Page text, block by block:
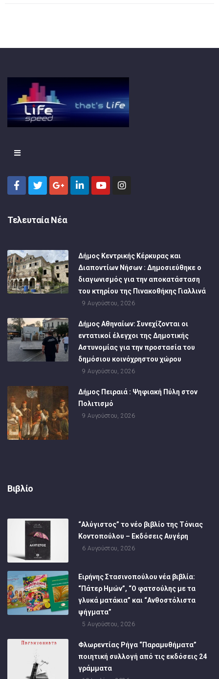
Τελευταία Νέα
Δήμος Κεντρικής Κέρκυρας και
Διαποντίων Νήσων : Δημοσιεύθηκε ο
διαγωνισμός για την αποκατάσταση
του κτηρίου της Πινακοθήκης Γιαλλινά
9 Αυγούστου, 2026
Δήμος Αθηναίων: Συνεχίζονται οι
εντατικοί έλεγχοι της Δημοτικής
Αστυνομίας για την προστασία του
δημόσιου κοινόχρηστου χώρου
9 Αυγούστου, 2026
Δήμος Πειραιά : Ψηφιακή Πύλη στον
Πολιτισμό
9 Αυγούστου, 2026
Βιβλίο
“Αλύγιστος” το νέο βιβλίο της Τόνιας
Κοντοπούλου – Εκδόσεις Αυγέρη
6 Αυγούστου, 2026
Ειρήνης Στασινοπούλου νέα βιβλία:
“Πάτερ Ημών”, “Ο φατσούλης με τα
γλυκά ματάκια” και “Ανθοστόλιστα
ψήγματα”
5 Αυγούστου, 2026
Φλωρεντίας Ρήγα “Παραμυθήματα”
ποιητική συλλογή από τις εκδόσεις 24
γράμματα